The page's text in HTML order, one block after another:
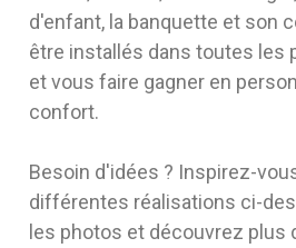
d'enfant, la banquette et son
être installés dans toutes les
et vous faire gagner en
confort.
Besoin d'idées ? Inspirez-
différentes réalisations ci-
les photos et découvrez plus